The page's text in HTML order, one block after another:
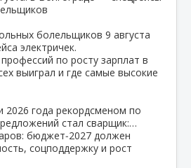
болельщиков 9 августа
электричек.
по росту зарплат в
выиграл и где самые высокие
2026 года рекордсменом по
стал сварщик:…
бюджет‑2027 должен
соцподдержку и рост